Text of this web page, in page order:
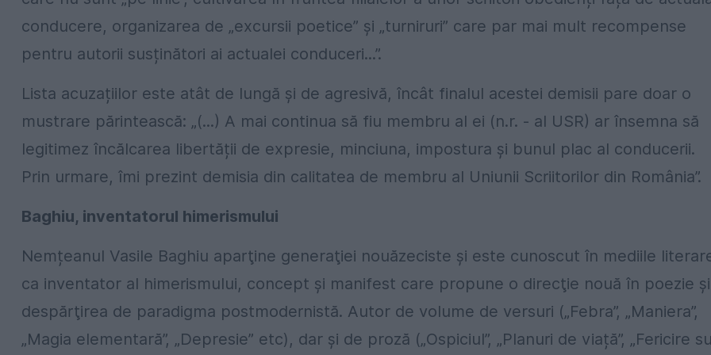
conducere, organizarea de „excursii poetice” și „turniruri” care par mai mult recompense
pentru autorii susținători ai actualei conduceri...”.
Lista acuzațiilor este atât de lungă și de agresivă, încât finalul acestei demisii pare doar o
mustrare părintească: „(...) A mai continua să fiu membru al ei (n.r. - al USR) ar însemna să
legitimez încălcarea libertății de expresie, minciuna, impostura și bunul plac al conducerii.
Prin urmare, îmi prezint demisia din calitatea de membru al Uniunii Scriitorilor din România”.
Baghiu, inventatorul himerismului
Nemțeanul Vasile Baghiu aparţine generaţiei nouăzeciste şi este cunoscut în mediile
ca inventator al himerismului, concept şi manifest care propune o direcţie nouă în poezie şi
despărţirea de paradigma postmodernistă. Autor de volume de versuri („Febra”, „Maniera”,
„Magia elementară”, „Depresie” etc), dar și de proză („Ospiciul”, „Planuri de viață”, „Fericire